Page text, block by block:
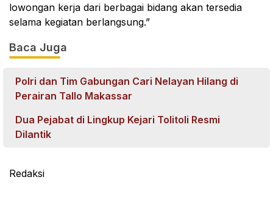
lowongan kerja dari berbagai bidang akan tersedia
selama kegiatan berlangsung.”
Baca Juga
Polri dan Tim Gabungan Cari Nelayan Hilang di
Perairan Tallo Makassar
Dua Pejabat di Lingkup Kejari Tolitoli Resmi
Dilantik
Redaksi